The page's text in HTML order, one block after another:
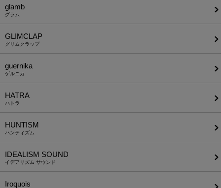
glamb
グラム
GLIMCLAP
グリムクラップ
guernika
ゲルニカ
HATRA
ハトラ
HUNTISM
ハンティズム
IDEALISM SOUND
イデアリズム サウンド
Iroquois